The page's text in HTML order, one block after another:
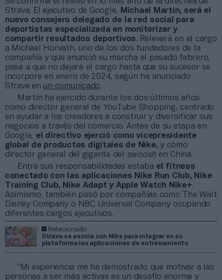
Strava. El ejecutivo de Google,
Michael Martin, será el
nuevo consejero delegado de la red social para
deportistas especializada en monitorizar y
compartir resultados deportivos. Relevará en el cargo
a Michael Horvath, uno de los dos fundadores de la
compañía y que anunció su marcha el pasado febrero,
pese a que no dejará el cargo hasta que su sucesor se
incorpore en enero de 2024, según ha anunciado
Strava en un comunicado.
Martin ha ejercido durante los dos últimos años
como director general de YouTube Shopping, centrado
en ayudar a los creadores a construir y diversificar sus
negocios a través del comercio. Antes de su etapa en
Google, el directivo ejerció como vicepresidente
global de productos digitales de Nike, y cómo
director general del gigante del swoosh en China.
Entre sus responsabilidades estaba el fitness
conectado con las aplicaciones Nike Run Club, Nike
Training Club, Nike Adapt y Apple Watch Nike+.
Asimismo, también pasó por compañías como The Walt
Disney Company o NBC Universal Company ocupando
diferentes cargos ejecutivos.
Relacionado
Strava se asocia con Nike para integrar en su
plataforma las aplicaciones de entrenamiento
“Mi experiencia me ha demostrado que motivar a las
personas a ser más activas es un desafío enorme y